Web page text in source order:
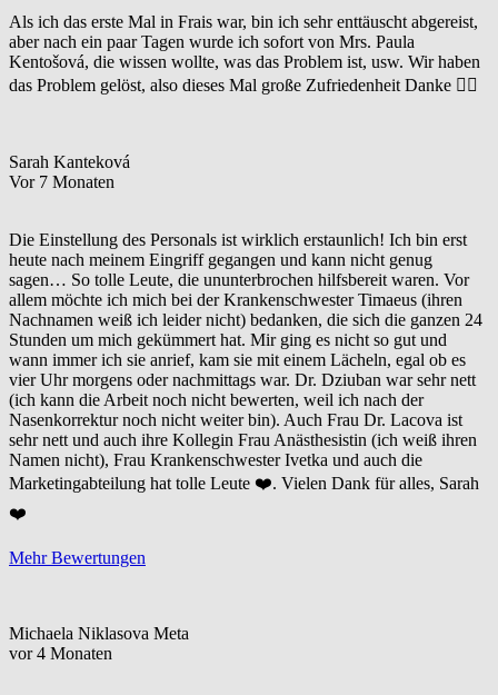
Als ich das erste Mal in Frais war, bin ich sehr enttäuscht abgereist,
aber nach ein paar Tagen wurde ich sofort von Mrs. Paula
Kentošová, die wissen wollte, was das Problem ist, usw. Wir haben
das Problem gelöst, also dieses Mal große Zufriedenheit Danke 👌🏻
Sarah Kanteková
Vor 7 Monaten
Die Einstellung des Personals ist wirklich erstaunlich! Ich bin erst
heute nach meinem Eingriff gegangen und kann nicht genug
sagen… So tolle Leute, die ununterbrochen hilfsbereit waren. Vor
allem möchte ich mich bei der Krankenschwester Timaeus (ihren
Nachnamen weiß ich leider nicht) bedanken, die sich die ganzen 24
Stunden um mich gekümmert hat. Mir ging es nicht so gut und
wann immer ich sie anrief, kam sie mit einem Lächeln, egal ob es
vier Uhr morgens oder nachmittags war. Dr. Dziuban war sehr nett
(ich kann die Arbeit noch nicht bewerten, weil ich nach der
Nasenkorrektur noch nicht weiter bin). Auch Frau Dr. Lacova ist
sehr nett und auch ihre Kollegin Frau Anästhesistin (ich weiß ihren
Namen nicht), Frau Krankenschwester Ivetka und auch die
Marketingabteilung hat tolle Leute ❤️. Vielen Dank für alles, Sarah
❤️
Mehr Bewertungen
Michaela Niklasova Meta
vor 4 Monaten